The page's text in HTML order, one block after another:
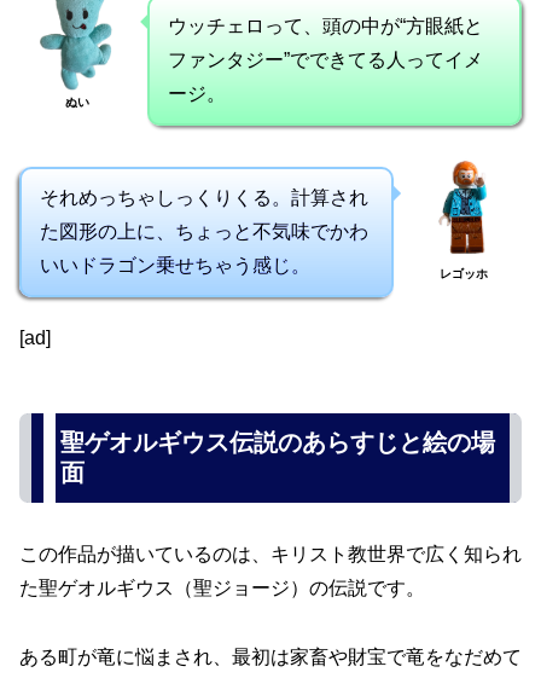
ぬい
ウッチェロって、頭の中が“方眼紙と
ファンタジー”でできてる人ってイメ
ージ。
それめっちゃしっくりくる。計算され
た図形の上に、ちょっと不気味でかわ
いいドラゴン乗せちゃう感じ。
レゴッホ
[ad]
聖ゲオルギウス伝説のあらすじと絵の場
面
この作品が描いているのは、キリスト教世界で広く知られ
た聖ゲオルギウス（聖ジョージ）の伝説です。
ある町が竜に悩まされ、最初は家畜や財宝で竜をなだめて